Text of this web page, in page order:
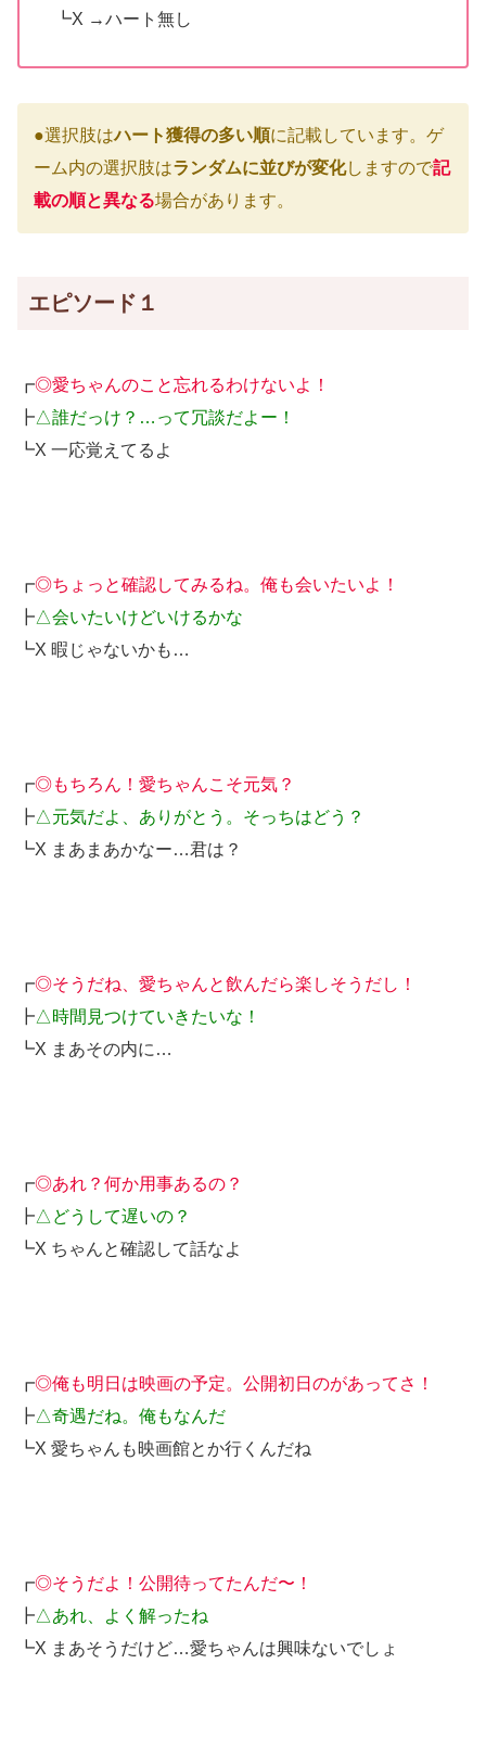
┗X →ハート無し
●選択肢はハート獲得の多い順に記載しています。ゲ
ーム内の選択肢はランダムに並びが変化しますので記
載の順と異なる場合があります。
エピソード１
┏◎愛ちゃんのこと忘れるわけないよ！
┣△誰だっけ？…って冗談だよー！
┗X 一応覚えてるよ
┏◎ちょっと確認してみるね。俺も会いたいよ！
┣△会いたいけどいけるかな
┗X 暇じゃないかも…
┏◎もちろん！愛ちゃんこそ元気？
┣△元気だよ、ありがとう。そっちはどう？
┗X まあまあかなー…君は？
┏◎そうだね、愛ちゃんと飲んだら楽しそうだし！
┣△時間見つけていきたいな！
┗X まあその内に…
┏◎あれ？何か用事あるの？
┣△どうして遅いの？
┗X ちゃんと確認して話なよ
┏◎俺も明日は映画の予定。公開初日のがあってさ！
┣△奇遇だね。俺もなんだ
┗X 愛ちゃんも映画館とか行くんだね
┏◎そうだよ！公開待ってたんだ〜！
┣△あれ、よく解ったね
┗X まあそうだけど…愛ちゃんは興味ないでしょ